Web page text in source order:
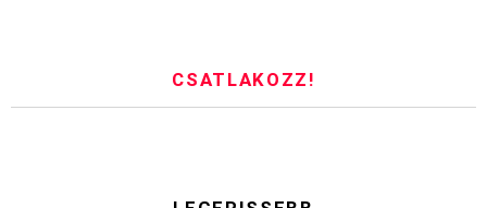
CSATLAKOZZ!